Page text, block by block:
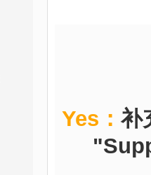
Yes： 补